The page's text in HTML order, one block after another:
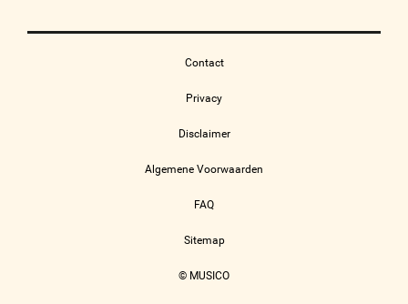
Contact
Privacy
Disclaimer
Algemene Voorwaarden
FAQ
Sitemap
© MUSICO